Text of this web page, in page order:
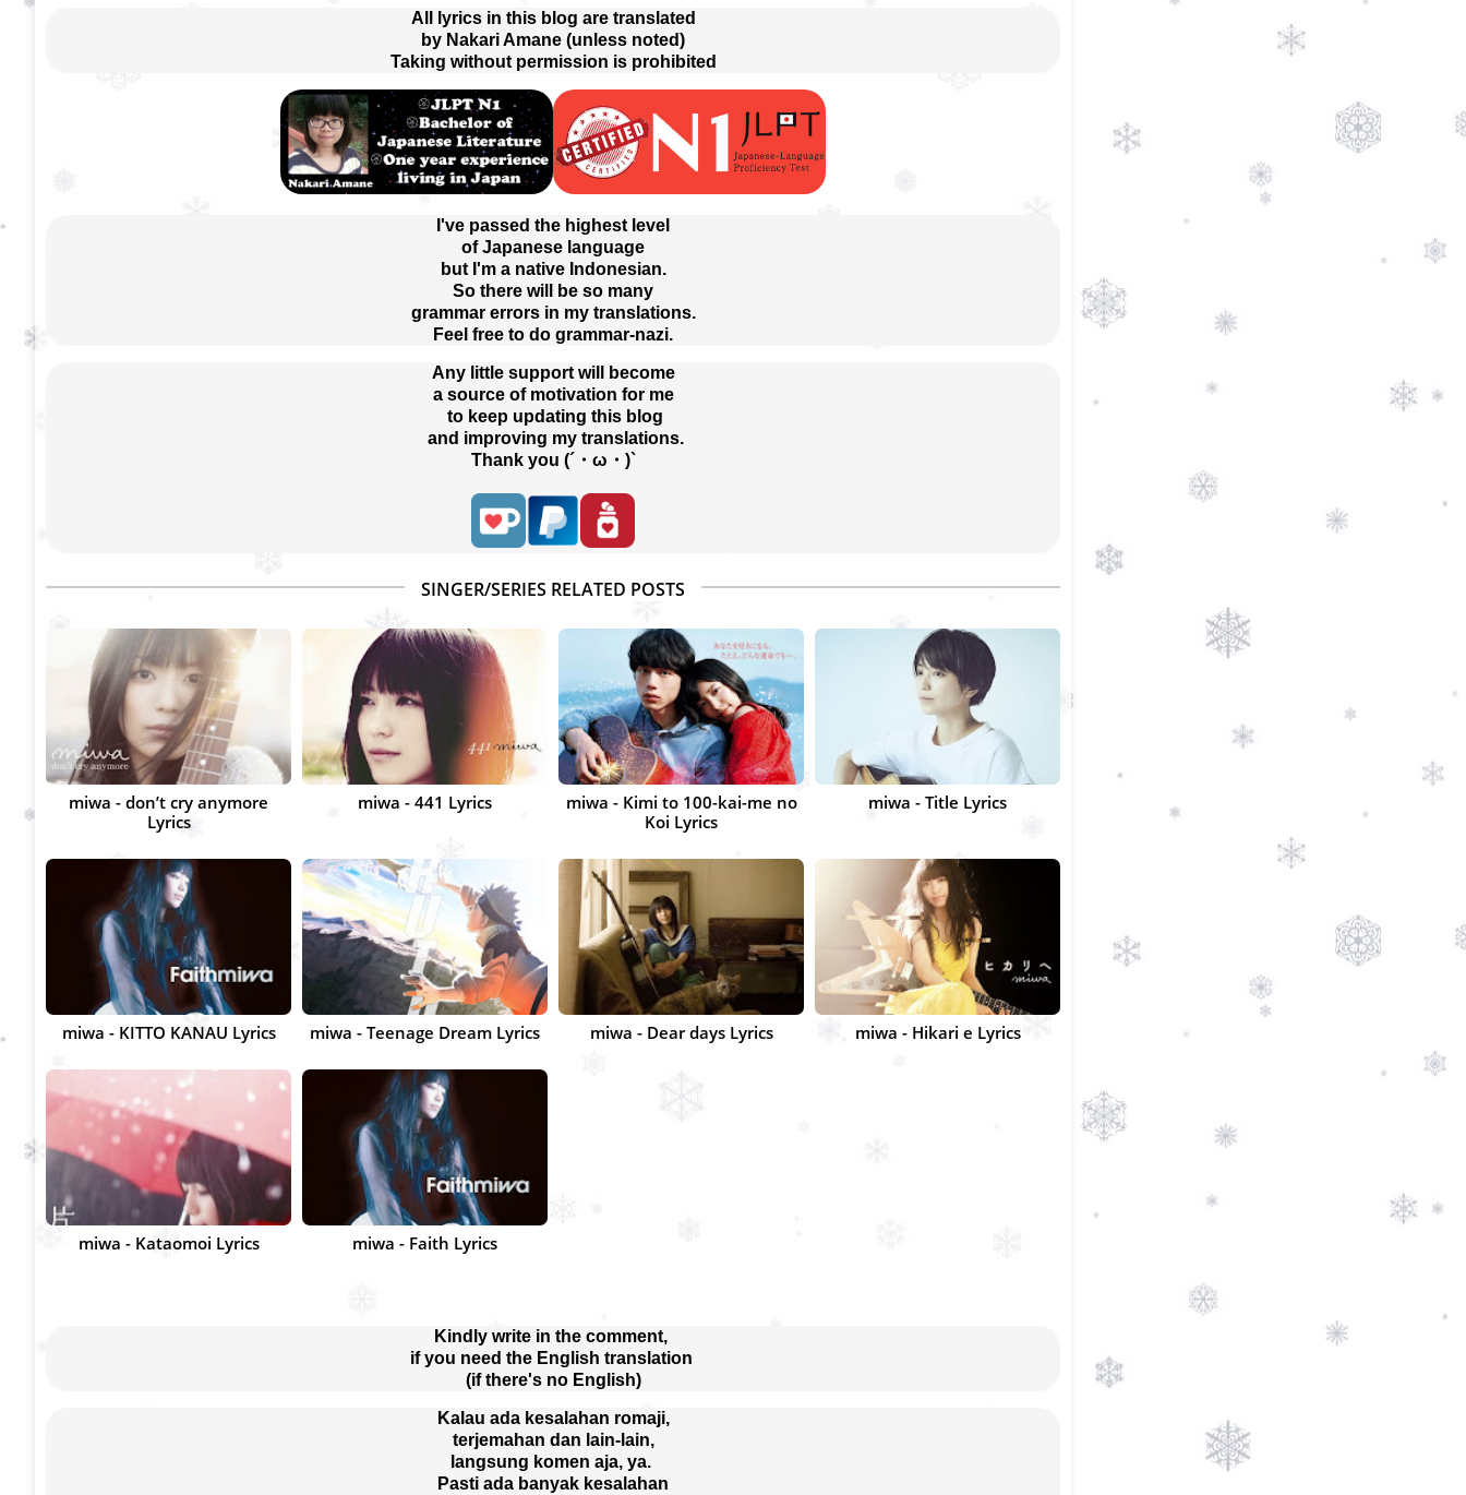
All lyrics in this blog are translated
by Nakari Amane (unless noted)
Taking without permission is prohibited
I've passed the highest level
of Japanese language
but I'm a native Indonesian.
So there will be so many
grammar errors in my translations.
Feel free to do grammar-nazi.
Any little support will become
a source of motivation for me
to keep updating this blog
and improving my translations.
Thank you (´・ω・)`
SINGER/SERIES RELATED POSTS
miwa - don’t cry anymore
Lyrics
miwa - 441 Lyrics
miwa - Kimi to 100-kai-me no
Koi Lyrics
miwa - Title Lyrics
miwa - KITTO KANAU Lyrics miwa - Teenage Dream Lyrics miwa - Dear days Lyrics miwa - Hikari e Lyrics
miwa - Kataomoi Lyrics miwa - Faith Lyrics
Kindly write in the comment,
if you need the English translation
(if there's no English)
Kalau ada kesalahan romaji,
terjemahan dan lain-lain,
langsung komen aja, ya.
Pasti ada banyak kesalahan